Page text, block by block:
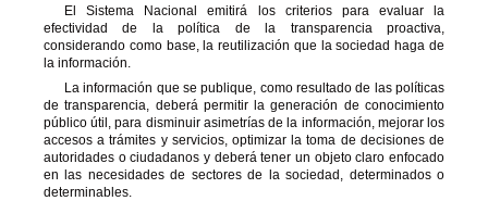
El Sistema Nacional emitirá los criterios para evaluar la
efectividad de la política de la transparencia proactiva,
considerando como base, la reutilización que la sociedad haga de
la información.
La información que se publique, como resultado de las políticas
de transparencia, deberá permitir la generación de conocimiento
público útil, para disminuir asimetrías de la información, mejorar los
accesos a trámites y servicios, optimizar la toma de decisiones de
autoridades o ciudadanos y deberá tener un objeto claro enfocado
en las necesidades de sectores de la sociedad, determinados o
determinables.